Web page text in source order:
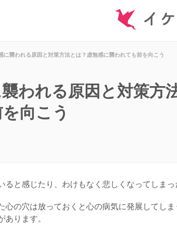
に襲われる原因と対策方法とは？虚無感に襲われても前を向こう
われる原因と対策方
向こう
ると感じたり、わけもなく悲しくなってしまっ
心の穴は放っておくと心の病気に発展してし
あります。